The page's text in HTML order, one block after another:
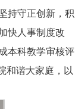
持守正创新，积
快人事制度改
本科教学审核评
和谐大家庭，以